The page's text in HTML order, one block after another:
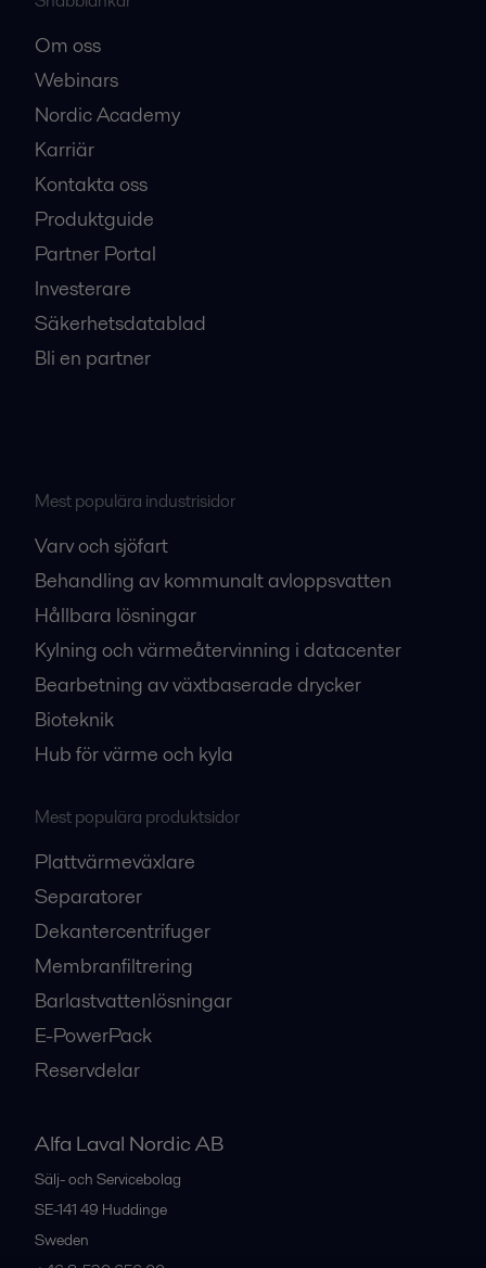
Om oss
Webinars
Nordic Academy
Karriär
Kontakta oss
Produktguide
Partner Portal
Investerare
Säkerhetsdatablad
Bli en partner
Mest populära industrisidor
Varv och sjöfart
Behandling av kommunalt avloppsvatten
Hållbara lösningar
Kylning och värmeåtervinning i datacenter
Bearbetning av växtbaserade drycker
Bioteknik
Hub för värme och kyla
Mest populära produktsidor
Plattvärmeväxlare
Separatorer
Dekantercentrifuger
Membranfiltrering
Barlastvattenlösningar
E-PowerPack
Reservdelar
Alfa Laval Nordic AB
Sälj- och Servicebolag
SE-141 49 Huddinge
Sweden